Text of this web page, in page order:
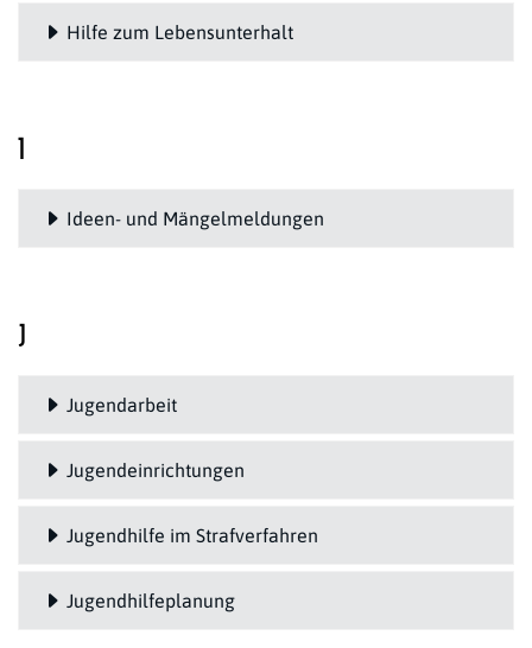
Hilfe zum Lebensunterhalt
I
Ideen- und Mängelmeldungen
J
Jugendarbeit
Jugendeinrichtungen
Jugendhilfe im Strafverfahren
Jugendhilfeplanung